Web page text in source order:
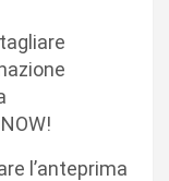
l’anteprima